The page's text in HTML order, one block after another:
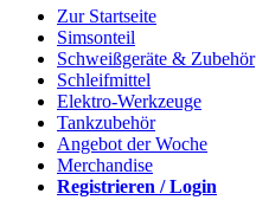
Zur Startseite
Simsonteil
Schweißgeräte & Zubehör
Schleifmittel
Elektro-Werkzeuge
Tankzubehör
Angebot der Woche
Merchandise
Registrieren / Login